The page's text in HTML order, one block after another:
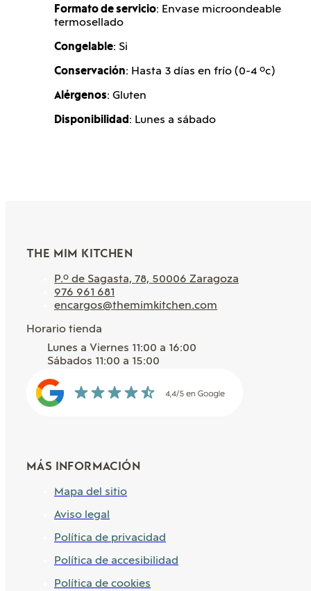
Formato de servicio: Envase microondeable
termosellado
Congelable: Si
Conservación: Hasta 3 días en frío (0-4 ºc)
Alérgenos: Gluten
Disponibilidad : Lunes a sábado
THE MIM KITCHEN
P.º de Sagasta, 78, 50006 Zaragoza
976 961 681
encargos@themimkitchen.com
Horario tienda
Lunes a Viernes 11:00 a 16:00
Sábados 11:00 a 15:00
MÁS INFORMACIÓN
Mapa del sitio
Aviso legal
Política de privacidad
Política de accesibilidad
Política de cookies